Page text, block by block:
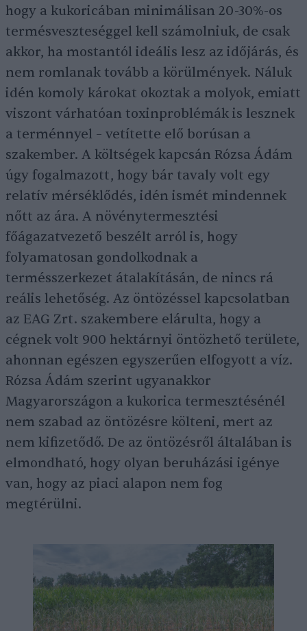
hogy a kukoricában minimálisan 20-30%-os
termésveszteséggel kell számolniuk, de csak
akkor, ha mostantól ideális lesz az időjárás, és
nem romlanak tovább a körülmények. Náluk
idén komoly károkat okoztak a molyok, emiatt
viszont várhatóan toxinproblémák is lesznek
a terménnyel – vetítette elő borúsan a
szakember. A költségek kapcsán Rózsa Ádám
úgy fogalmazott, hogy bár tavaly volt egy
relatív mérséklődés, idén ismét mindennek
nőtt az ára. A növénytermesztési
főágazatvezető beszélt arról is, hogy
folyamatosan gondolkodnak a
termésszerkezet átalakításán, de nincs rá
reális lehetőség. Az öntözéssel kapcsolatban
az EAG Zrt. szakembere elárulta, hogy a
cégnek volt 900 hektárnyi öntözhető területe,
ahonnan egészen egyszerűen elfogyott a víz.
Rózsa Ádám szerint ugyanakkor
Magyarországon a kukorica termesztésénél
nem szabad az öntözésre költeni, mert az
nem kifizetődő. De az öntözésről általában is
elmondható, hogy olyan beruházási igénye
van, hogy az piaci alapon nem fog
megtérülni.